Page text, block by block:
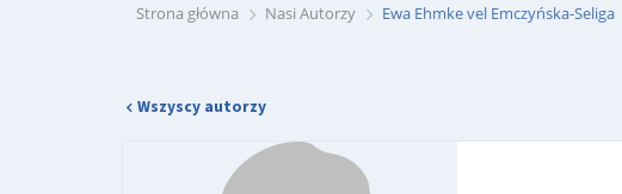
Strona główna Nasi Autorzy Ewa Ehmke vel Emczyńska-Seliga
Wszyscy autorzy